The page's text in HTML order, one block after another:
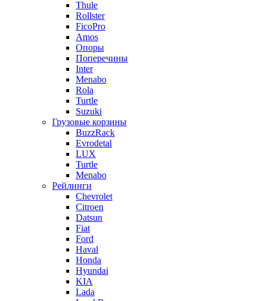
Thule
Rollster
FicoPro
Amos
Опоры
Поперечины
Inter
Menabo
Rola
Turtle
Suzuki
Грузовые корзины
BuzzRack
Evrodetal
LUX
Turtle
Menabo
Рейлинги
Chevrolet
Citroen
Datsun
Fiat
Ford
Haval
Honda
Hyundai
KIA
Lada